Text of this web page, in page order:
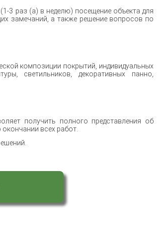
3 раз (а) в неделю) посещение объекта для
замечаний, а также решение вопросов по
композиции покрытий, индивидуальных
светильников, декоративных панно,
получить полного представления об
всех работ.